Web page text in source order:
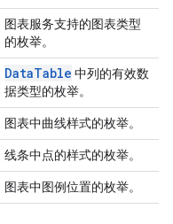
图表服务支持的图表类型
的枚举。
DataTable 中列的有效数
据类型的枚举。
图表中曲线样式的枚举。
线条中点的样式的枚举。
图表中图例位置的枚举。